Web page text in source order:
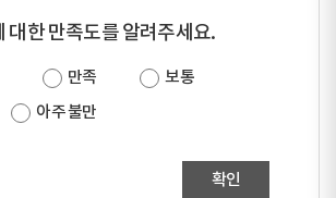
대한 만족도를 알려주세요.
만족
보통
아주 불만
확인